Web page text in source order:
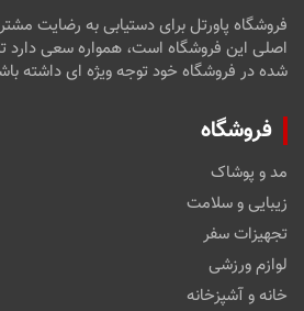
فروشگاه پاورتل برای دستیابی به رضایت
اصلی این فروشگاه است، همواره سعی دارد
شده در فروشگاه خود توجه ویژه ای داشته
فروشگاه
مد و پوشاک
زیبایی و سلامت
تجهیزات سفر
لوازم ورزشی
خانه و آشپزخانه